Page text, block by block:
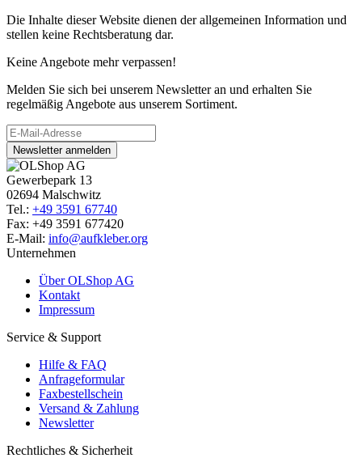
Die Inhalte dieser Website dienen der allgemeinen Information und
stellen keine Rechtsberatung dar.
Keine Angebote mehr verpassen!
Melden Sie sich bei unserem Newsletter an und erhalten Sie
regelmäßig Angebote aus unserem Sortiment.
Newsletter anmelden
Gewerbepark 13
02694 Malschwitz
Tel.: +49 3591 67740
Fax: +49 3591 677420
E-Mail: info@aufkleber.org
Unternehmen
Über OLShop AG
Kontakt
Impressum
Service & Support
Hilfe & FAQ
Anfrageformular
Faxbestellschein
Versand & Zahlung
Newsletter
Rechtliches & Sicherheit